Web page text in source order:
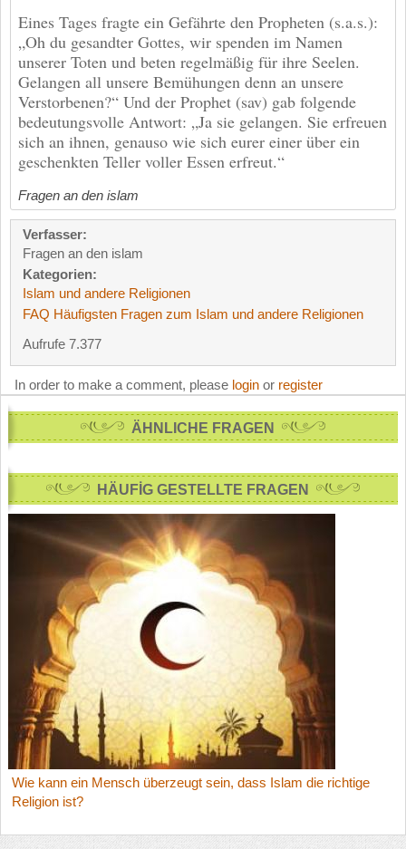
Eines Tages fragte ein Gefährte den Propheten (s.a.s.):
„Oh du gesandter Gottes, wir spenden im Namen
unserer Toten und beten regelmäßig für ihre Seelen.
Gelangen all unsere Bemühungen denn an unsere
Verstorbenen?“ Und der Prophet (sav) gab folgende
bedeutungsvolle Antwort: „Ja sie gelangen. Sie erfreuen
sich an ihnen, genauso wie sich eurer einer über ein
geschenkten Teller voller Essen erfreut.“
Fragen an den islam
Verfasser:
Fragen an den islam
Kategorien:
Islam und andere Religionen
FAQ Häufigsten Fragen zum Islam und andere Religionen
Aufrufe 7.377
In order to make a comment, please login or register
ÄHNLICHE FRAGEN
HÄUFİG GESTELLTE FRAGEN
Wie kann ein Mensch überzeugt sein, dass Islam die richtige
Religion ist?